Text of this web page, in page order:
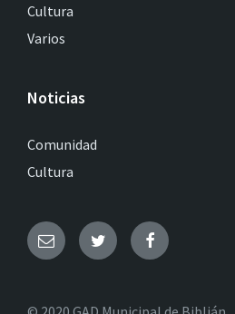
Cultura
Varios
Noticias
Comunidad
Cultura